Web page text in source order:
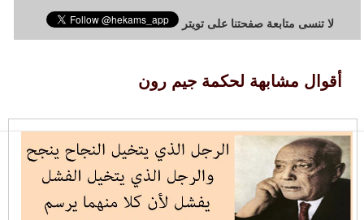
لا تنسى متابعة صفحتنا على تويتر
أقوال مشابهة لحكمة جيم رون